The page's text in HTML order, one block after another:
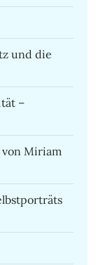
und die
–
von Miriam